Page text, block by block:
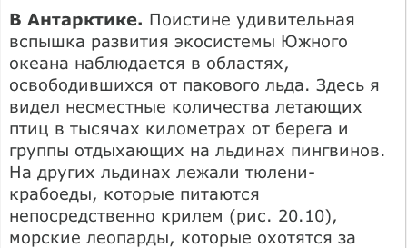
В Антарктике. Поистине удивительная
вспышка развития экосистемы Южного
океана наблюдается в областях,
освободившихся от пакового льда. Здесь я
видел несместные количества летающих
птиц в тысячах километрах от берега и
группы отдыхающих на льдинах пингвинов.
На других льдинах лежали тюлени-
крабоеды, которые питаются
непосредственно крилем (рис. 20.10),
морские леопарды, которые охотятся за